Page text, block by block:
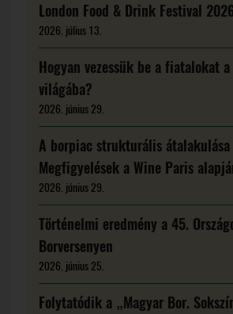
London Food & Drink Festival
2026. július 13.
Hogyan vezessük be a fiatalokat
világába?
2026. június 29.
A borpiac strukturális
Megfigyelések a Wine Paris
2026. június 29.
Történelmi eredmény a 45.
Borversenyen
2026. június 25.
Folytatódik a „Magyar Bor.